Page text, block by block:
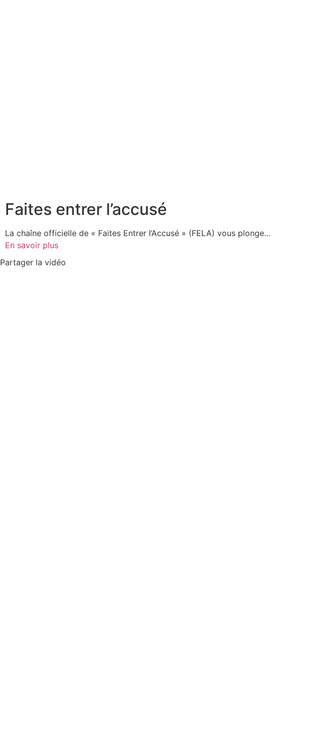
Faites entrer l’accusé
La chaîne officielle de « Faites Entrer l’Accusé » (FELA) vous plonge...
En savoir plus
Partager la vidéo